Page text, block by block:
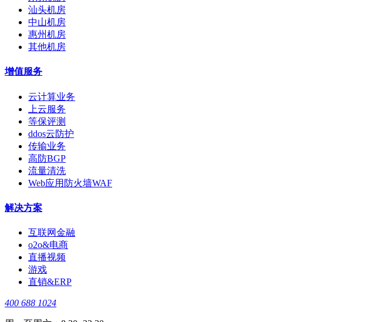
汕头机房
中山机房
惠州机房
其他机房
增值服务
云计算业务
上云服务
等保评测
ddos云防护
传输业务
高防BGP
流量清洗
Web应用防火墙WAF
解决方案
互联网金融
o2o&电商
直播视频
游戏
直销&ERP
400 688 1024